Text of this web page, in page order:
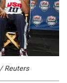
Reuters